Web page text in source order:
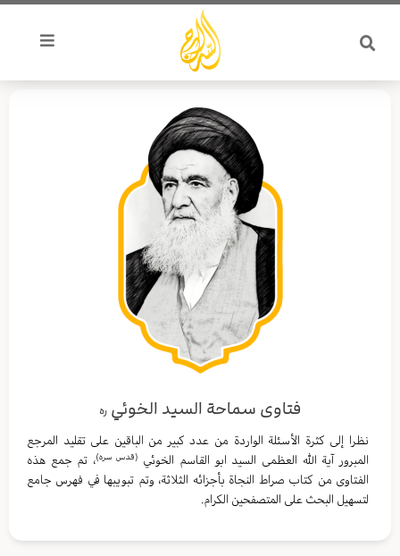
تخطي
المحتوى
فتاوى سماحة السيد الخوئي ره
نظرا إلى كثرة الأسئلة الواردة من عدد كبير من الباقين على تقليد المرجع
المبرور آية الله العظمى السيد ابو القاسم الخوئي (قدس سره)، تم جمع هذه
الفتاوى من كتاب صراط النجاة بأجزائه الثلاثة، وتم تبويبها في فهرس جامع
لتسهيل البحث على المتصفحين الكرام.